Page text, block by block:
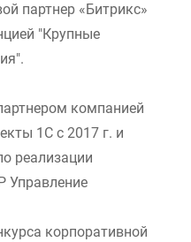
партнер «Битрикс»
"Крупные
компанией
1С с 2017 г. и
реализации
Управление
корпоративной